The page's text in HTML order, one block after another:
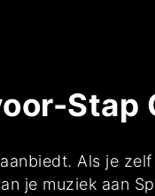
Stap
Als je
je muziek aan